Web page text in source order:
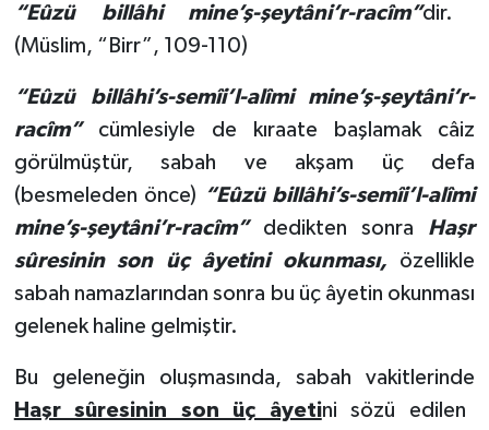
“Eûzü billâhi mine’ş-şeytâni’r-racîm”dir.
(Müslim, “Birr”, 109-110)
“Eûzü billâhi’s-semîi’l-alîmi mine’ş-şeytâni’r-
racîm”cümlesiyle de kıraate başlamak câiz
görülmüştür, sabah ve akşam üç defa
(besmeleden önce) “Eûzü billâhi’s-semîi’l-alîmi
mine’ş-şeytâni’r-racîm”dedikten sonra Haşr
sûresinin son üç âyetini okunması, özellikle
sabah namazlarından sonra bu üç âyetin okunması
gelenek haline gelmiştir.
Bu geleneğin oluşmasında, sabah vakitlerinde
Haşr sûresinin son üç âyetini sözü edilen
Çankırı Müftülüğü
Denizli Müftülüğü
Diyarbakır Müftülüğü
Düzce Müftülüğü
Edirne Müftülüğü
Erzincan Müftülüğü
Bilim, Teknoloji
Diyanet TV
İhtida Haberleri
YAŞAM